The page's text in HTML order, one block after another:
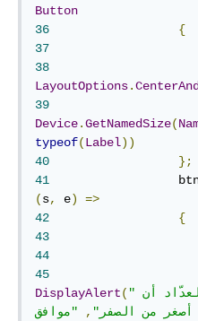
Button
36
{
37
38
LayoutOptions.
39
Device.GetNamedSize(
typeof(Label))
40
};
41
(s, e)
=>
42
{
43
44
45
DisplayAlert(
أصغر من الصفر" ,